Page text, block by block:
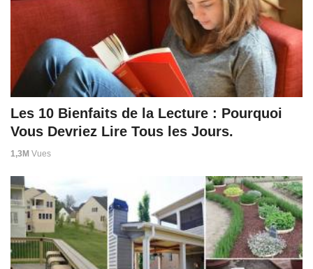
Les 10 Bienfaits de la Lecture : Pourquoi
Vous Devriez Lire Tous les Jours.
1,3M Vues